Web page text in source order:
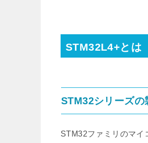
STM32L4+とは
STM32シリーズ
STM32ファミリのマイ